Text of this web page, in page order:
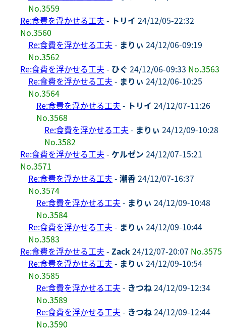
No.3559
Re:食費を浮かせる工夫 - トリイ 24/12/05-22:32
No.3560
Re:食費を浮かせる工夫 - まりぃ 24/12/06-09:19
No.3562
Re:食費を浮かせる工夫 - ひぐ 24/12/06-09:33 No.3563
Re:食費を浮かせる工夫 - まりぃ 24/12/06-10:25
No.3564
Re:食費を浮かせる工夫 - トリイ 24/12/07-11:26
No.3568
Re:食費を浮かせる工夫 - まりぃ 24/12/09-10:28
No.3582
Re:食費を浮かせる工夫 - ケルゼン 24/12/07-15:21
No.3571
Re:食費を浮かせる工夫 - 潮香24/12/07-16:37
No.3574
Re:食費を浮かせる工夫 - まりぃ 24/12/09-10:48
No.3584
Re:食費を浮かせる工夫 - まりぃ 24/12/09-10:44
No.3583
Re:食費を浮かせる工夫 - Zack24/12/07-20:07 No.3575
Re:食費を浮かせる工夫 - まりぃ 24/12/09-10:54
No.3585
Re:食費を浮かせる工夫 - きつね24/12/09-12:34
No.3589
Re:食費を浮かせる工夫 - きつね24/12/09-12:44
No.3590